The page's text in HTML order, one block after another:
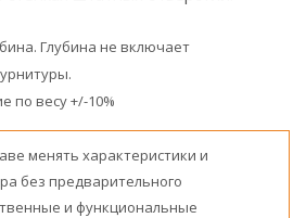
Глубина не включает
по весу +/-10%
менять характеристики и
без предварительного
и функциональные